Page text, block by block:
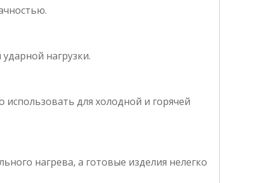
нагрузки.
использовать для холодной и горячей
нагрева, а готовые изделия нелегко